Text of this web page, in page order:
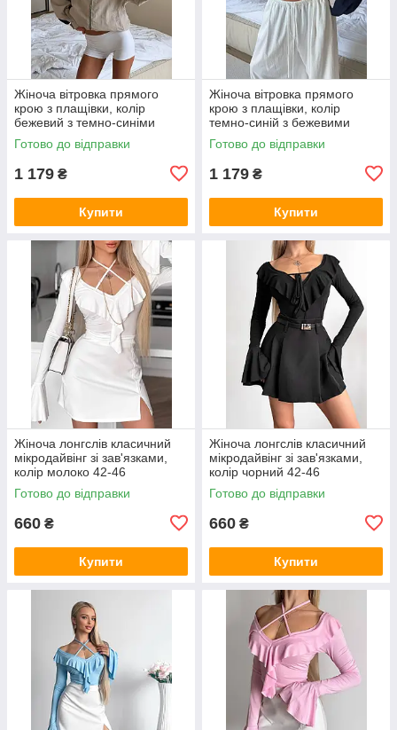
Жіноча вітровка прямого
крою з плащівки, колір
бежевий з темно-синіми
вставками 42-46
Готово до відправки
1 179 ₴
Купити
Жіноча вітровка прямого
крою з плащівки, колір
темно-синій з бежевими
вставками 42-46
Готово до відправки
1 179 ₴
Купити
Жіноча лонгслів класичний
мікродайвінг зі зав'язками,
колір молоко 42-46
Готово до відправки
660 ₴
Купити
Жіноча лонгслів класичний
мікродайвінг зі зав'язками,
колір чорний 42-46
Готово до відправки
660 ₴
Купити